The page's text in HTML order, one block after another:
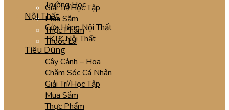
Giải Trí/Học Tập
Mua Sắm
Thực Phẩm
Thuốc Lá
Trường Học
Nội Thất
Cửa Hàng Nội Thất
TKTC Nội Thất
Tiêu Dùng
Cây Cảnh – Hoa
Chăm Sóc Cá Nhân
Giải Trí/Học Tập
Mua Sắm
Thực Phẩm